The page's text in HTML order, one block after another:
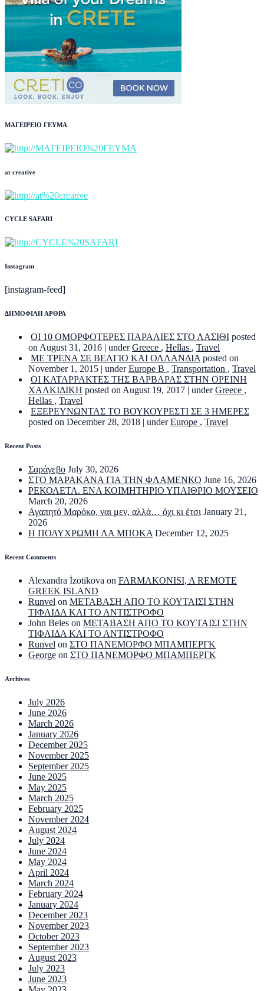
ΜΑΓΕΙΡΕΙΟ ΓΕΥΜΑ
at creative
CYCLE SAFARI
Instagram
[instagram-feed]
ΔΗΜΟΦΙΛΗ ΑΡΘΡΑ
ΟΙ 10 ΟΜΟΡΦΟΤΕΡΕΣ ΠΑΡΑΛΙΕΣ ΣΤΟ ΛΑΣΙΘΙ posted
on August 31, 2016 | underGreece , Hellas , Travel
ΜΕ ΤΡΕΝΑ ΣΕ ΒΕΛΓΙΟ ΚΑΙ ΟΛΛΑΝΔΙΑ posted on
November 1, 2015 | underEurope B , Transportation , Travel
ΟΙ ΚΑΤΑΡΡΑΚΤΕΣ ΤΗΣ ΒΑΡΒΑΡΑΣ ΣΤΗΝ ΟΡΕΙΝΗ
ΧΑΛΚΙΔΙΚΗ posted on August 19, 2017 | underGreece ,
Hellas , Travel
ΕΞΕΡΕΥΝΩΝΤΑΣ ΤΟ ΒΟΥΚΟΥΡΕΣΤΙ ΣΕ 3 ΗΜΕΡΕΣ
posted on December 28, 2018 | underEurope , Travel
Recent Posts
Σαράγεβο July 30, 2026
ΣΤΟ ΜΑΡΑΚΑΝΑ ΓΙΑ ΤΗΝ ΦΛΑΜΕΝΚΟ June 16, 2026
ΡΕΚΟΛΕΤΑ. ΕΝΑ ΚΟΙΜΗΤΗΡΙΟ ΥΠΑΙΘΡΙΟ ΜΟΥΣΕΙΟ
March 20, 2026
Αγαπητό Μαρόκο, ναι μεν, αλλά… όχι κι έτσι January 21,
2026
Η ΠΟΛΥΧΡΩΜΗ ΛΑ ΜΠΟΚΑ December 12, 2025
Recent Comments
Alexandra İzotikova on FARMAKONISI, A REMOTE
GREEK ISLAND
Runvel on ΜΕΤΑΒΑΣΗ ΑΠΟ ΤΟ ΚΟΥΤΑΙΣΙ ΣΤΗΝ
ΤΙΦΛΙΔΑ ΚΑΙ ΤΟ ΑΝΤΙΣΤΡΟΦΟ
John Beles on ΜΕΤΑΒΑΣΗ ΑΠΟ ΤΟ ΚΟΥΤΑΙΣΙ ΣΤΗΝ
ΤΙΦΛΙΔΑ ΚΑΙ ΤΟ ΑΝΤΙΣΤΡΟΦΟ
Runvel on ΣΤΟ ΠΑΝΕΜΟΡΦΟ ΜΠΑΜΠΕΡΓΚ
George on ΣΤΟ ΠΑΝΕΜΟΡΦΟ ΜΠΑΜΠΕΡΓΚ
Archives
July 2026
June 2026
March 2026
January 2026
December 2025
November 2025
September 2025
June 2025
May 2025
March 2025
February 2025
November 2024
August 2024
July 2024
June 2024
May 2024
April 2024
March 2024
February 2024
January 2024
December 2023
November 2023
October 2023
September 2023
August 2023
July 2023
June 2023